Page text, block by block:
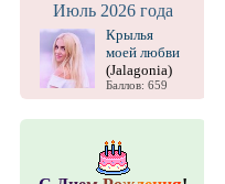
Июль 2026 года
Крылья
моей любви
(Jalagonia)
Баллов: 659